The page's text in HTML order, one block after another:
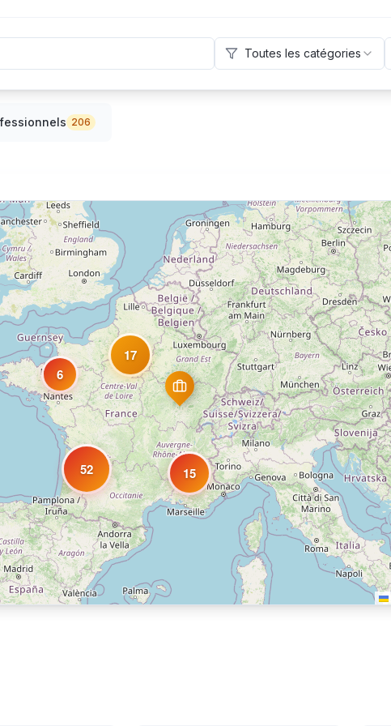
Toutes les catégories
206
17
6
15
52